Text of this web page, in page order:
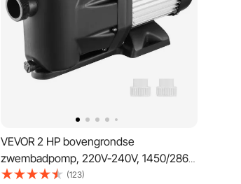
VEVOR 2 HP bovengrondse
zwembadpomp, 220V-240V, 1450/2860
RPM pomp met dubbele snelheid,
(123)